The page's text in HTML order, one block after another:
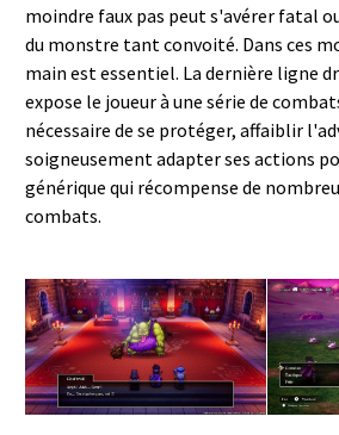
moindre faux pas peut s'avérer fatal
du monstre tant convoité. Dans ces
main est essentiel. La dernière ligne
expose le joueur à une série de
nécessaire de se protéger, affaiblir
soigneusement adapter ses actions
générique qui récompense de
combats.